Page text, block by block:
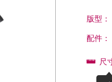
版型：
配件：
尺